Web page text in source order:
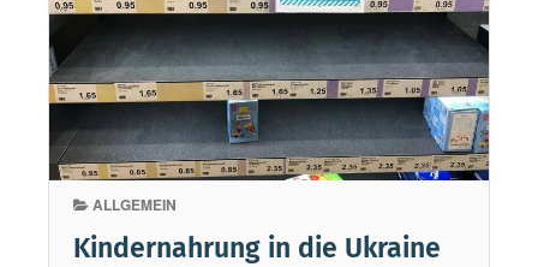
v
e
r
z
ö
g
r
ALLGEMEIN
Kindernahrung in die Ukraine